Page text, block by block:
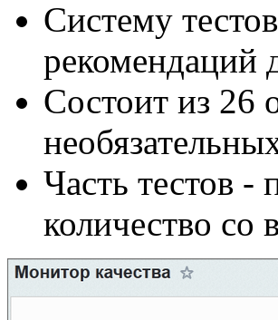
Систему
рекомендаций
Состоит из 26
Часть тестов -
количество со